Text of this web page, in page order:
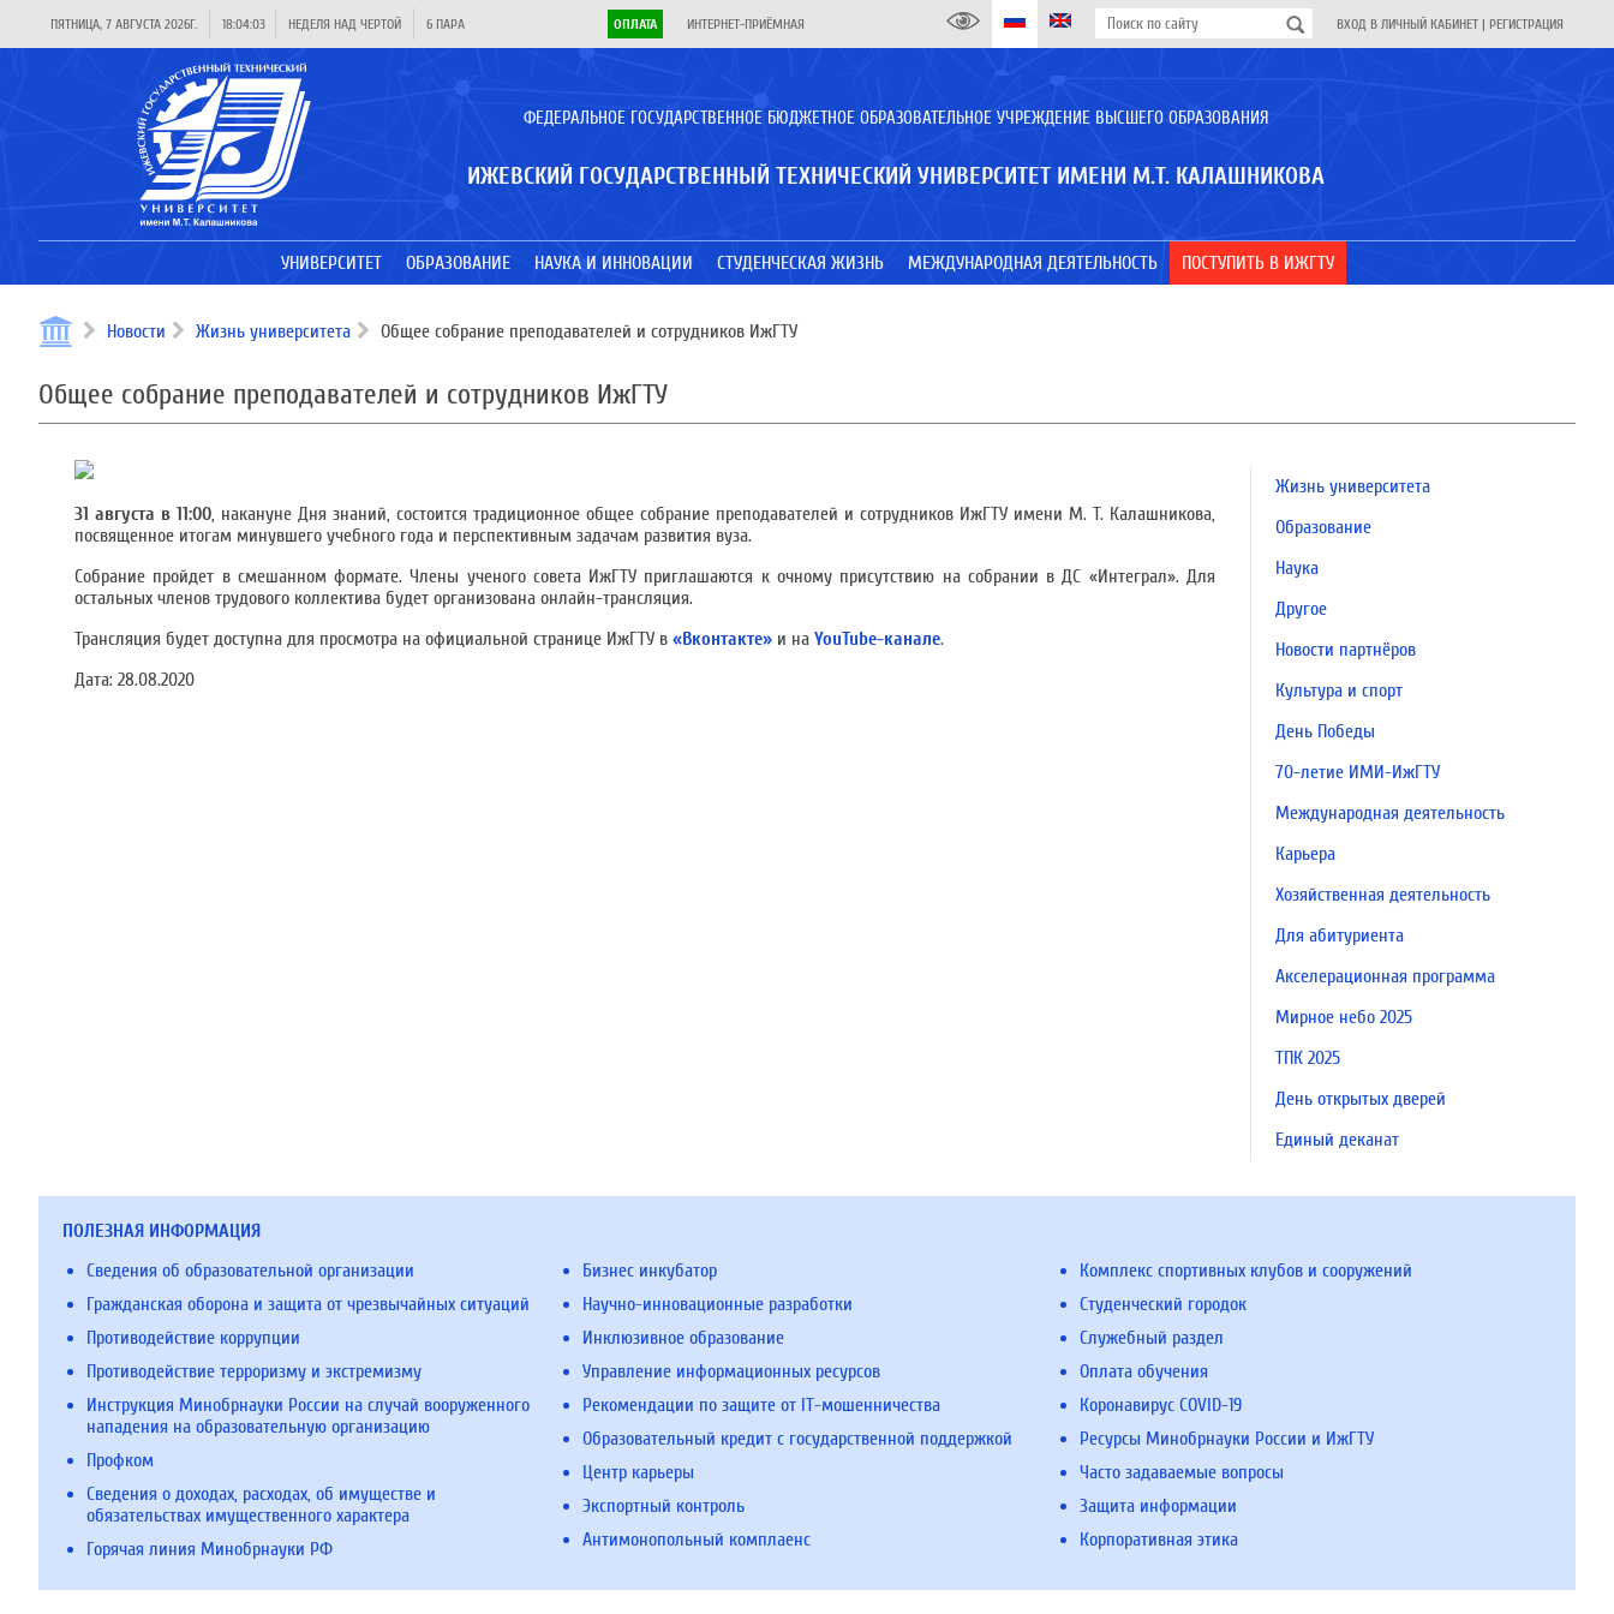
ПЯТНИЦА, 7 АВГУСТА 2026Г. 18:04:03 НЕДЕЛЯ НАД ЧЕРТОЙ 6 ПАРА ОПЛАТА ИНТЕРНЕТ-ПРИЁМНАЯ ВХОД В ЛИЧНЫЙ КАБИНЕТ | РЕГИСТРАЦИЯ
ФЕДЕРАЛЬНОЕ ГОСУДАРСТВЕННОЕ БЮДЖЕТНОЕ ОБРАЗОВАТЕЛЬНОЕ УЧРЕЖДЕНИЕ ВЫСШЕГО ОБРАЗОВАНИЯ
ИЖЕВСКИЙ ГОСУДАРСТВЕННЫЙ ТЕХНИЧЕСКИЙ УНИВЕРСИТЕТ ИМЕНИ М.Т. КАЛАШНИКОВА
УНИВЕРСИТЕТ ОБРАЗОВАНИЕ НАУКА И ИННОВАЦИИ СТУДЕНЧЕСКАЯ ЖИЗНЬ МЕЖДУНАРОДНАЯ ДЕЯТЕЛЬНОСТЬ ПОСТУПИТЬ В ИЖГТУ
Новости Жизнь университета Общее собрание преподавателей и сотрудников ИжГТУ
Общее собрание преподавателей и сотрудников ИжГТУ
31 августа в 11:00, накануне Дня знаний, состоится традиционное общее собрание преподавателей и сотрудников ИжГТУ имени М. Т. Калашникова,
посвященное итогам минувшего учебного года и перспективным задачам развития вуза.
Собрание пройдет в смешанном формате. Члены ученого совета ИжГТУ приглашаются к очному присутствию на собрании в ДС «Интеграл». Для
остальных членов трудового коллектива будет организована онлайн-трансляция.
Трансляция будет доступна для просмотра на официальной странице ИжГТУ в «Вконтакте» и на YouTube-канале.
Дата: 28.08.2020
Жизнь университета
Образование
Наука
Другое
Новости партнёров
Культура и спорт
День Победы
70-летие ИМИ-ИжГТУ
Международная деятельность
Карьера
Хозяйственная деятельность
Для абитуриента
Акселерационная программа
Мирное небо 2025
ТПК 2025
День открытых дверей
Единый деканат
ПОЛЕЗНАЯ ИНФОРМАЦИЯ
Сведения об образовательной организации
Гражданская оборона и защита от чрезвычайных ситуаций
Противодействие коррупции
Противодействие терроризму и экстремизму
Инструкция Минобрнауки России на случай вооруженного
нападения на образовательную организацию
Профком
Сведения о доходах, расходах, об имуществе и
обязательствах имущественного характера
Горячая линия Минобрнауки РФ
Бизнес инкубатор
Научно-инновационные разработки
Инклюзивное образование
Управление информационных ресурсов
Рекомендации по защите от IT-мошенничества
Образовательный кредит с государственной поддержкой
Центр карьеры
Экспортный контроль
Антимонопольный комплаенс
Комплекс спортивных клубов и сооружений
Студенческий городок
Служебный раздел
Оплата обучения
Коронавирус COVID-19
Ресурсы Минобрнауки России и ИжГТУ
Часто задаваемые вопросы
Защита информации
Корпоративная этика